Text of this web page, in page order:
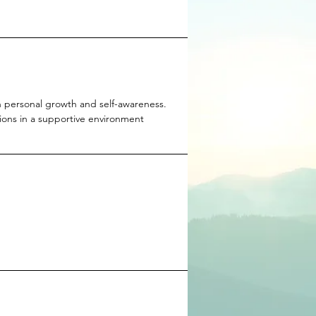
growth and self-awareness.
in a supportive environment.